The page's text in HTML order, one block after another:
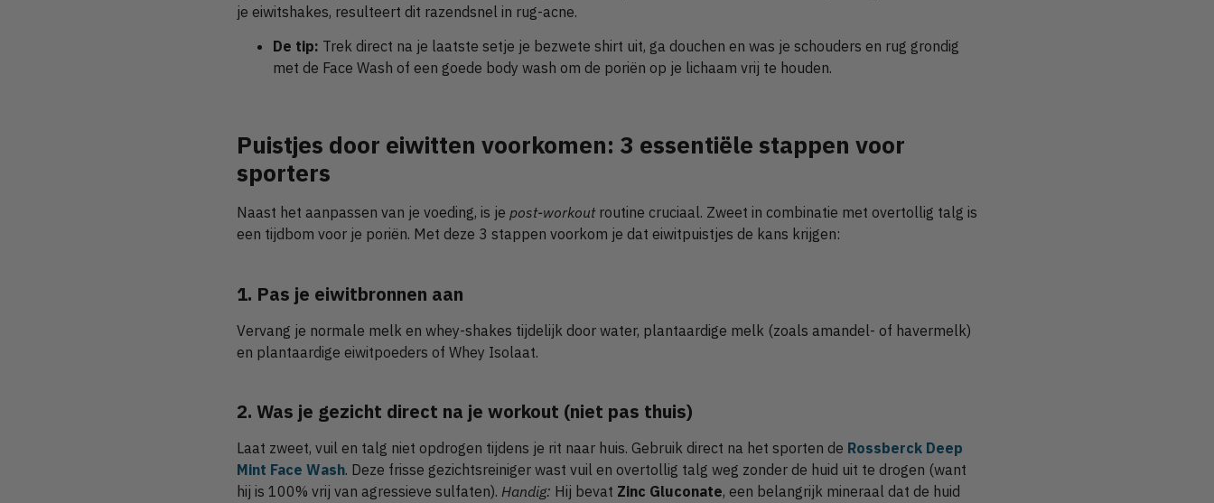
je eiwitshakes, resulteert dit razendsnel in rug-acne.
De tip: Trek direct na je laatste setje je bezwete shirt uit, ga douchen en was je schouders en rug grondig
met de Face Wash of een goede body wash om de poriën op je lichaam vrij te houden.
Puistjes door eiwitten voorkomen: 3 essentiële stappen voor
sporters
Naast het aanpassen van je voeding, is je post-workoutroutine cruciaal. Zweet in combinatie met overtollig talg is
een tijdbom voor je poriën. Met deze 3 stappen voorkom je dat eiwitpuistjes de kans krijgen:
1. Pas je eiwitbronnen aan
Vervang je normale melk en whey-shakes tijdelijk door water, plantaardige melk (zoals amandel- of havermelk)
en plantaardige eiwitpoeders of Whey Isolaat.
2. Was je gezicht direct na je workout (niet pas thuis)
Laat zweet, vuil en talg niet opdrogen tijdens je rit naar huis. Gebruik direct na het sporten de Rossberck Deep
Mint Face Wash. Deze frisse gezichtsreiniger wast vuil en overtollig talg weg zonder de huid uit te drogen (want
hij is 100% vrij van agressieve sulfaten). Handig: Hij bevat Zinc Gluconate, een belangrijk mineraal dat de huid